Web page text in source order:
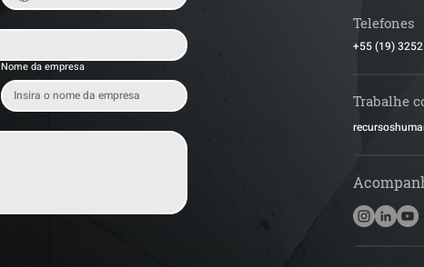
Nome da empresa
Telefones
+55 (19)
Trabalhe